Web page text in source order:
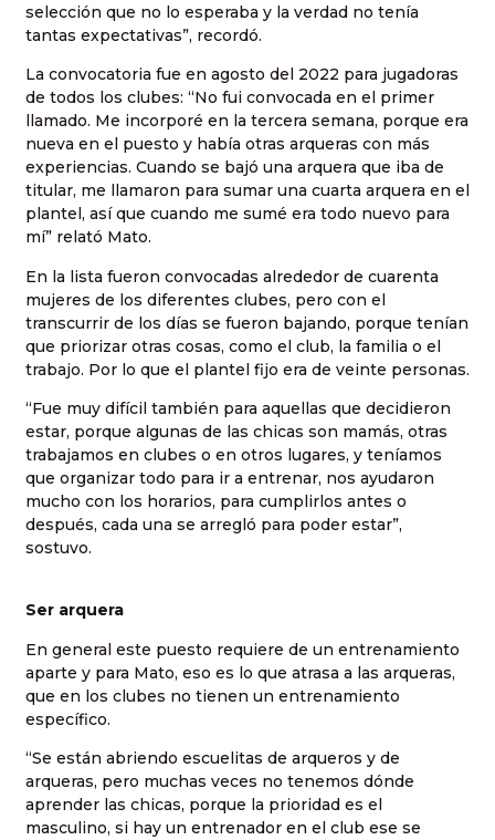
selección que no lo esperaba y la verdad no tenía
tantas expectativas”, recordó.
La convocatoria fue en agosto del 2022 para jugadoras
de todos los clubes: “No fui convocada en el primer
llamado. Me incorporé en la tercera semana, porque era
nueva en el puesto y había otras arqueras con más
experiencias. Cuando se bajó una arquera que iba de
titular, me llamaron para sumar una cuarta arquera en el
plantel, así que cuando me sumé era todo nuevo para
mí” relató Mato.
En la lista fueron convocadas alrededor de cuarenta
mujeres de los diferentes clubes, pero con el
transcurrir de los días se fueron bajando, porque tenían
que priorizar otras cosas, como el club, la familia o el
trabajo. Por lo que el plantel fijo era de veinte personas.
“Fue muy difícil también para aquellas que decidieron
estar, porque algunas de las chicas son mamás, otras
trabajamos en clubes o en otros lugares, y teníamos
que organizar todo para ir a entrenar, nos ayudaron
mucho con los horarios, para cumplirlos antes o
después, cada una se arregló para poder estar”,
sostuvo.
Ser arquera
En general este puesto requiere de un entrenamiento
aparte y para Mato, eso es lo que atrasa a las arqueras,
que en los clubes no tienen un entrenamiento
específico.
“Se están abriendo escuelitas de arqueros y de
arqueras, pero muchas veces no tenemos dónde
aprender las chicas, porque la prioridad es el
masculino, si hay un entrenador en el club ese se